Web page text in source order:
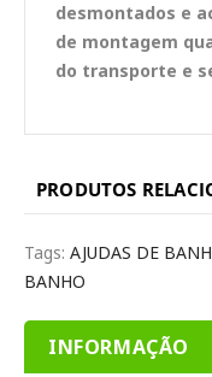
desmontados e
de montagem
do transporte e
PRODUTOS
Tags: AJUDAS DE
BANHO
INFORMAÇÃO